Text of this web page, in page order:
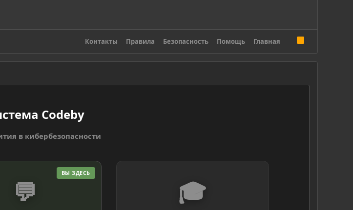
Контакты Правила Безопасность Помощь Главная
S
Codeby
в кибербезопасности
ВЫ ЗДЕСЬ
💬 🎓